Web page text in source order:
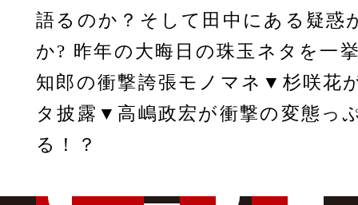
語るのか？そして田中にある疑
か? 昨年の大晦日の珠玉ネタを一
知郎の衝撃誇張モノマネ▼杉咲花
タ披露▼高嶋政宏が衝撃の変態っ
る！？